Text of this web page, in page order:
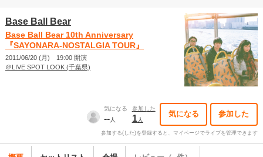
Base Ball Bear
Base Ball Bear 10th Anniversary
『SAYONARA-NOSTALGIA TOUR』
2011/06/20 (月) 19:00 開演
＠LIVE SPOT LOOK (千葉県)
気になる
--人
参加した
1人
気になる 参加した
参加する(した)を登録すると、マイページでライブを管理できます